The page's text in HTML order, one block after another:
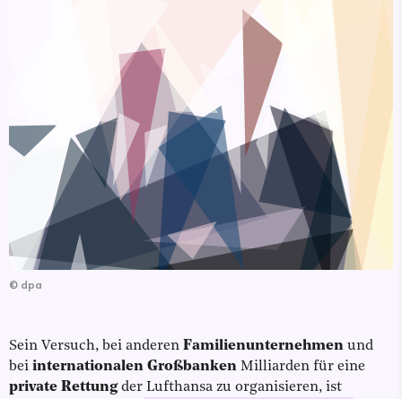
© dpa
Sein Versuch, bei anderen Familienunternehmen und
bei internationalen Großbanken Milliarden für eine
private Rettungder Lufthansa zu organisieren, ist